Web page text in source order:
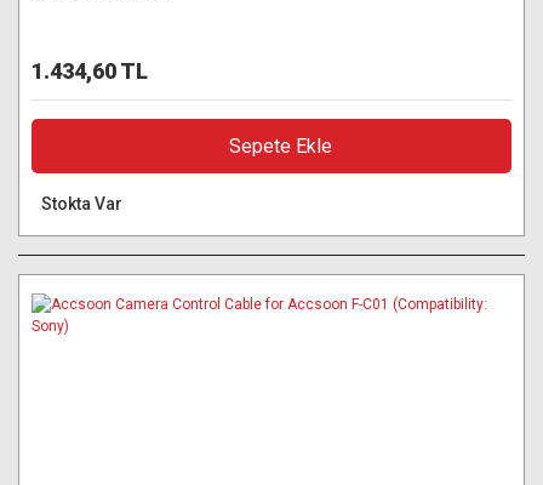
1.434,60 TL
Sepete Ekle
Stokta Var